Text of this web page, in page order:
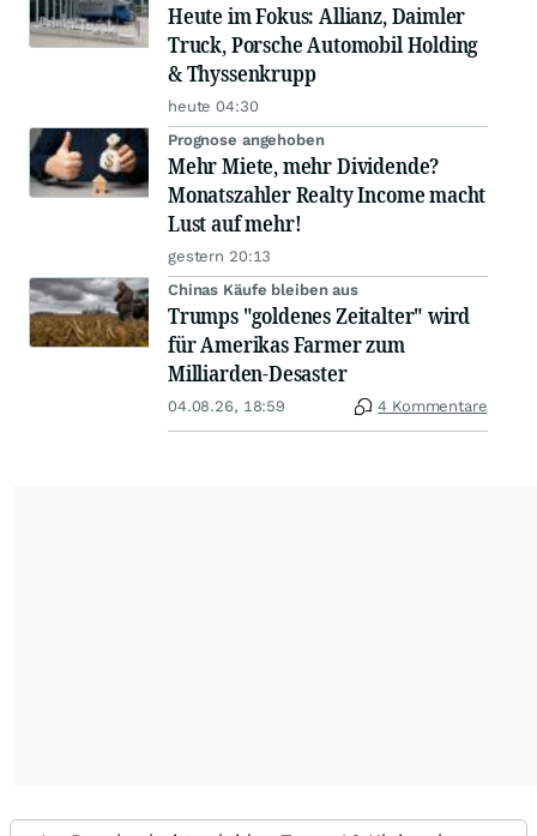
Heute im Fokus: Allianz, Daimler
Truck, Porsche Automobil Holding
& Thyssenkrupp
heute 04:30
Prognose angehoben
Mehr Miete, mehr Dividende?
Monatszahler Realty Income macht
Lust auf mehr!
gestern 20:13
Chinas Käufe bleiben aus
Trumps "goldenes Zeitalter" wird
für Amerikas Farmer zum
Milliarden-Desaster
04.08.26, 18:59 4 Kommentare